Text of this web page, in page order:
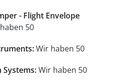
- Flight Envelope
50
Wir haben 50
Systems:Wir haben 50